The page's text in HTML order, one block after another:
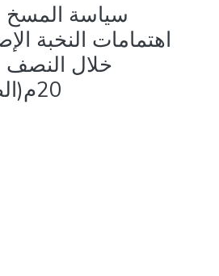
سياسة المسخ
اهتمامات النخبة
خلال النصف
20م(الصحافة أنموذجا)